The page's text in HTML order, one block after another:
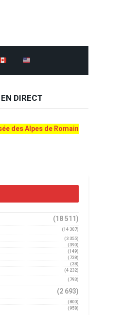
DIRECT
des Alpes de Romain
(18 511)
(14 307)
(3 355)
(390)
(149)
(738)
(38)
(4 232)
(793)
(2 693)
(800)
(958)